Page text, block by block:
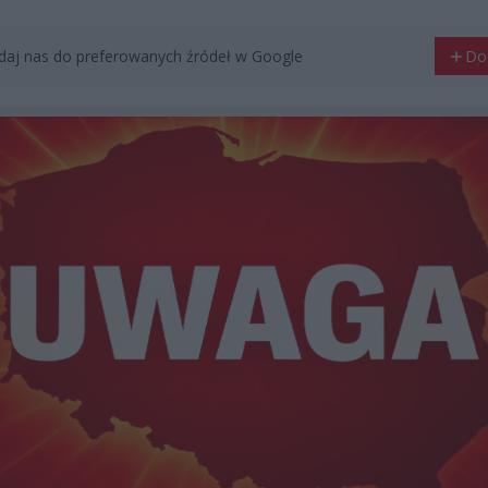
nas do preferowanych źródeł w Google